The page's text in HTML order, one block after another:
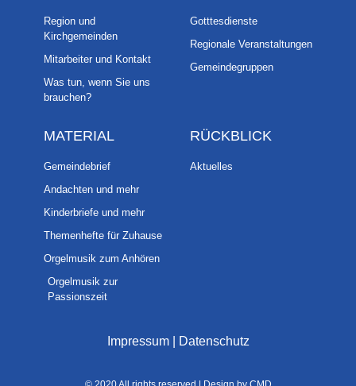
Region und
Kirchgemeinden
Mitarbeiter und Kontakt
Was tun, wenn Sie uns
brauchen?
Gotttesdienste
Regionale Veranstaltungen
Gemeindegruppen
MATERIAL
Gemeindebrief
Andachten und mehr
Kinderbriefe und mehr
Themenhefte für Zuhause
Orgelmusik zum Anhören
Orgelmusik zur
Passionszeit
RÜCKBLICK
Aktuelles
Impressum| Datenschutz